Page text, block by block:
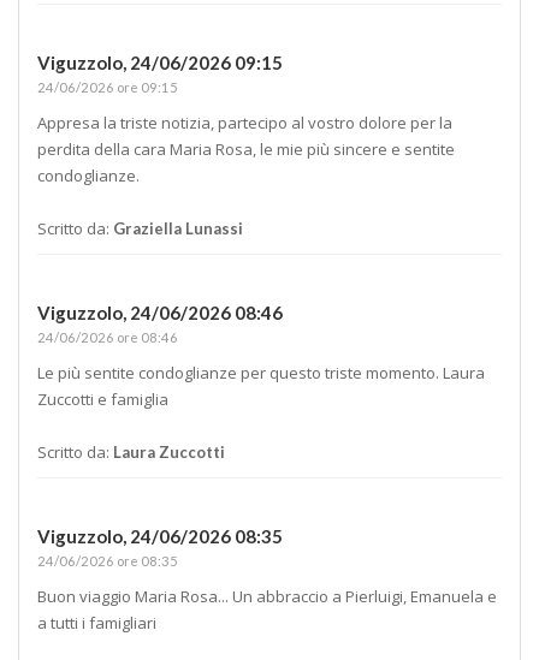
Viguzzolo, 24/06/2026 09:15
24/06/2026 ore 09:15
Appresa la triste notizia, partecipo al vostro dolore per la
perdita della cara Maria Rosa, le mie più sincere e sentite
condoglianze.
Scritto da: Graziella Lunassi
Viguzzolo, 24/06/2026 08:46
24/06/2026 ore 08:46
Le più sentite condoglianze per questo triste momento. Laura
Zuccotti e famiglia
Scritto da: Laura Zuccotti
Viguzzolo, 24/06/2026 08:35
24/06/2026 ore 08:35
Buon viaggio Maria Rosa... Un abbraccio a Pierluigi, Emanuela e
a tutti i famigliari